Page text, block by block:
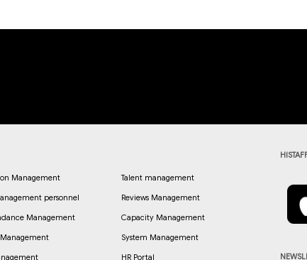
Management
personnel
Management
Talent management
Reviews Management
Capacity Management
System Management
HR Portal